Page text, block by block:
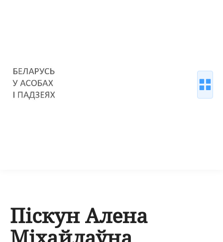
Піскун Алена